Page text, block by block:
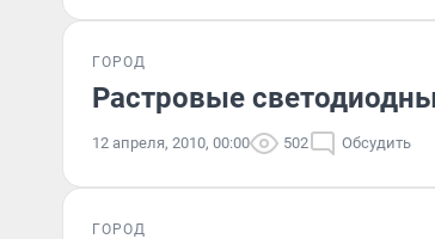
ГОРОД
Растровые
12 апреля, 2010, 00:00 502 Обсудить
ГОРОД